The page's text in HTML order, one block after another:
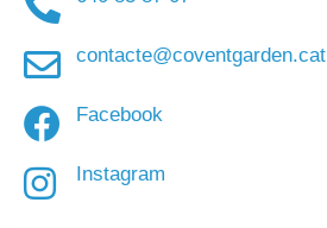
contacte@coventgarden.cat
Facebook
Instagram